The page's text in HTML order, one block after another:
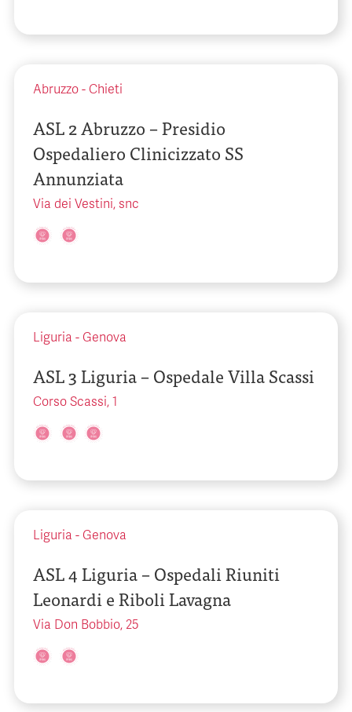
Abruzzo - Chieti
ASL 2 Abruzzo – Presidio
Ospedaliero Clinicizzato SS
Annunziata
Via dei Vestini, snc
Liguria - Genova
ASL 3 Liguria – Ospedale Villa Scassi
Corso Scassi, 1
Liguria - Genova
ASL 4 Liguria – Ospedali Riuniti
Leonardi e Riboli Lavagna
Via Don Bobbio, 25